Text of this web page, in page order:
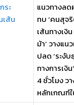
ระ
เส้น
แนวทางลด
ทบ ‘คนสุจริ
เส้นทางเงิ
ม้า’ วางแน
ปลด ‘ระงั
ทางการเงิ
4 ชั่วโมง ว
หลักเกณฑ์ใ